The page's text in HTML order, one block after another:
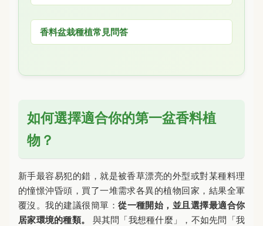
香料盆栽種植常見問答
如何選擇適合你的第一盆香料植
物？
新手最容易犯的錯，就是被香草漂亮的外型或對某種料理
的憧憬沖昏頭，買了一堆需求各異的植物回家，結果全軍
覆沒。我的建議很簡單：從一種開始，並且選擇最適合你
居家環境的種類。
與其問「我想種什麼」，不如先問「我